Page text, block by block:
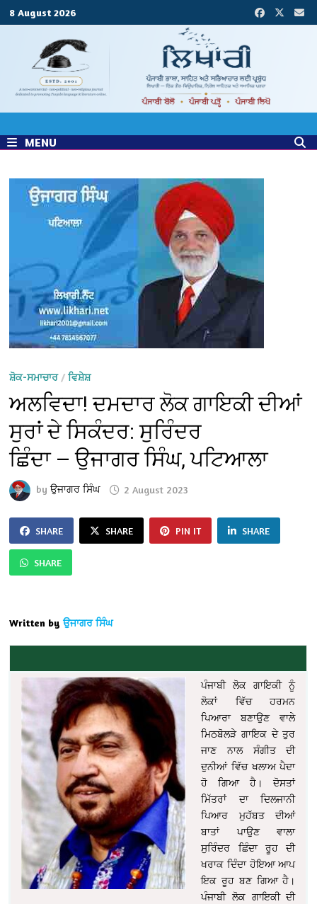
8 August 2026
MENU
ਸ਼ੋਕ-ਸਮਾਚਾਰ/ਵਿਸ਼ੇਸ਼
ਅਲਵਿਦਾ! ਦਮਦਾਰ ਲੋਕ ਗਾਇਕੀ ਦੀਆਂ
ਸੁਰਾਂ ਦੇ ਸਿਕੰਦਰ: ਸੁਰਿੰਦਰ
ਛਿੰਦਾ — ਉਜਾਗਰ ਸਿੰਘ, ਪਟਿਆਲਾ
byਉਜਾਗਰ ਸਿੰਘ 2 August 2023
SHARE SHARE PIN IT SHARE
SHARE
Written by ਉਜਾਗਰ ਸਿੰਘ
ਪੰਜਾਬੀ ਲੋਕ ਗਾਇਕੀ ਨੂੰ
ਲੋਕਾਂ ਵਿੱਚ ਹਰਮਨ
ਪਿਆਰਾ ਬਣਾਉਣ ਵਾਲੇ
ਮਿਠਬੋਲੜੇ ਗਾਇਕ ਦੇ ਤੁਰ
ਜਾਣ ਨਾਲ ਸੰਗੀਤ ਦੀ
ਦੁਨੀਆਂ ਵਿੱਚ ਖਲਾਅ ਪੈਦਾ
ਹੋ ਗਿਆ ਹੈ। ਦੋਸਤਾਂ
ਮਿੱਤਰਾਂ ਦਾ ਦਿਲਜਾਨੀ
ਪਿਆਰ ਮੁਹੱਬਤ ਦੀਆਂ
ਬਾਤਾਂ ਪਾਉਣ ਵਾਲਾ
ਸੁਰਿੰਦਰ ਛਿੰਦਾ ਰੂਹ ਦੀ
ਖਰਾਕ ਦਿੰਦਾ ਹੋਇਆ ਆਪ
ਇਕ ਰੂਹ ਬਣ ਗਿਆ ਹੈ।
ਪੰਜਾਬੀ ਲੋਕ ਗਾਇਕੀ ਦੀ